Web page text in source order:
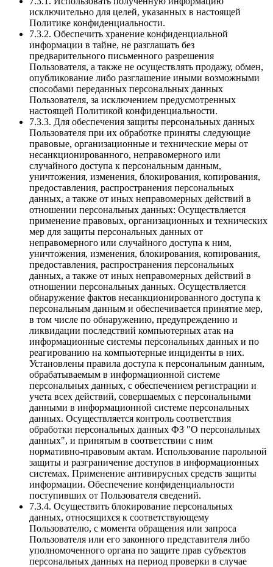
исключительно для целей, указанных в настоящей
Политике конфиденциальности.
7.3.2. Обеспечить хранение конфиденциальной
информации в тайне, не разглашать без
предварительного письменного разрешения
Пользователя, а также не осуществлять продажу, обмен,
опубликование либо разглашение иными возможными
способами переданных персональных данных
Пользователя, за исключением предусмотренных
настоящей Политикой конфиденциальности.
7.3.3. Для обеспечения защиты персональных данных
Пользователя при их обработке приняты следующие
правовые, организационные и технические меры от
несанкционированного, неправомерного или
случайного доступа к персональным данным,
уничтожения, изменения, блокирования, копирования,
предоставления, распространения персональных
данных, а также от иных неправомерных действий в
отношении персональных данных: Осуществляется
применение правовых, организационных и технических
мер для защиты персональных данных от
неправомерного или случайного доступа к ним,
уничтожения, изменения, блокирования, копирования,
предоставления, распространения персональных
данных, а также от иных неправомерных действий в
отношении персональных данных. Осуществляется
обнаружение фактов несанкционированного доступа к
персональным данным и обеспечивается принятие мер,
в том числе по обнаружению, предупреждению и
ликвидации последствий компьютерных атак на
информационные системы персональных данных и по
реагированию на компьютерные инциденты в них.
Установлены правила доступа к персональным данным,
обрабатываемым в информационной системе
персональных данных, с обеспечением регистрации и
учета всех действий, совершаемых с персональными
данными в информационной системе персональных
данных. Осуществляется контроль соответствия
обработки персональных данных ФЗ "О персональных
данных", и принятым в соответствии с ним
нормативно-правовым актам. Использование парольной
защиты и разграничение доступов в информационных
системах. Применение антивирусных средств защиты
информации. Обеспечение конфиденциальности
поступивших от Пользователя сведений.
7.3.4. Осуществить блокирование персональных
данных, относящихся к соответствующему
Пользователю, с момента обращения или запроса
Пользователя или его законного представителя либо
уполномоченного органа по защите прав субъектов
персональных данных на период проверки в случае